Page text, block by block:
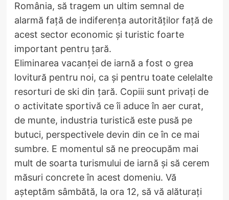
România, să tragem un ultim semnal de
alarmă față de indiferența autorităților față de
acest sector economic și turistic foarte
important pentru țară.
Eliminarea vacanței de iarnă a fost o grea
lovitură pentru noi, ca și pentru toate celelalte
resorturi de ski din țară. Copiii sunt privați de
o activitate sportivă ce îi aduce în aer curat,
de munte, industria turistică este pusă pe
butuci, perspectivele devin din ce în ce mai
sumbre. E momentul să ne preocupăm mai
mult de soarta turismului de iarnă și să cerem
măsuri concrete în acest domeniu. Vă
așteptăm sâmbătă, la ora 12, să vă alăturați